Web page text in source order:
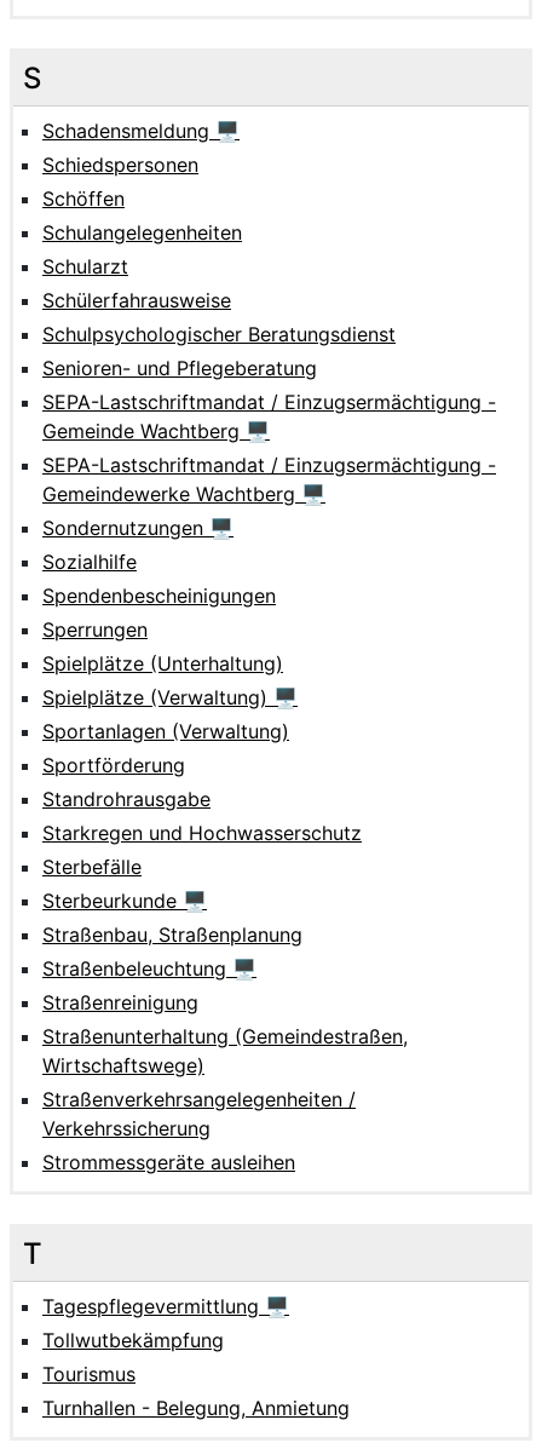
S
Schadensmeldung 🖥
Schiedspersonen
Schöffen
Schulangelegenheiten
Schularzt
Schülerfahrausweise
Schulpsychologischer Beratungsdienst
Senioren- und Pflegeberatung
SEPA-Lastschriftmandat / Einzugsermächtigung -
Gemeinde Wachtberg 🖥
SEPA-Lastschriftmandat / Einzugsermächtigung -
Gemeindewerke Wachtberg 🖥
Sondernutzungen 🖥
Sozialhilfe
Spendenbescheinigungen
Sperrungen
Spielplätze (Unterhaltung)
Spielplätze (Verwaltung) 🖥
Sportanlagen (Verwaltung)
Sportförderung
Standrohrausgabe
Starkregen und Hochwasserschutz
Sterbefälle
Sterbeurkunde 🖥
Straßenbau, Straßenplanung
Straßenbeleuchtung 🖥
Straßenreinigung
Straßenunterhaltung (Gemeindestraßen,
Wirtschaftswege)
Straßenverkehrsangelegenheiten /
Verkehrssicherung
Strommessgeräte ausleihen
T
Tagespflegevermittlung 🖥
Tollwutbekämpfung
Tourismus
Turnhallen - Belegung, Anmietung